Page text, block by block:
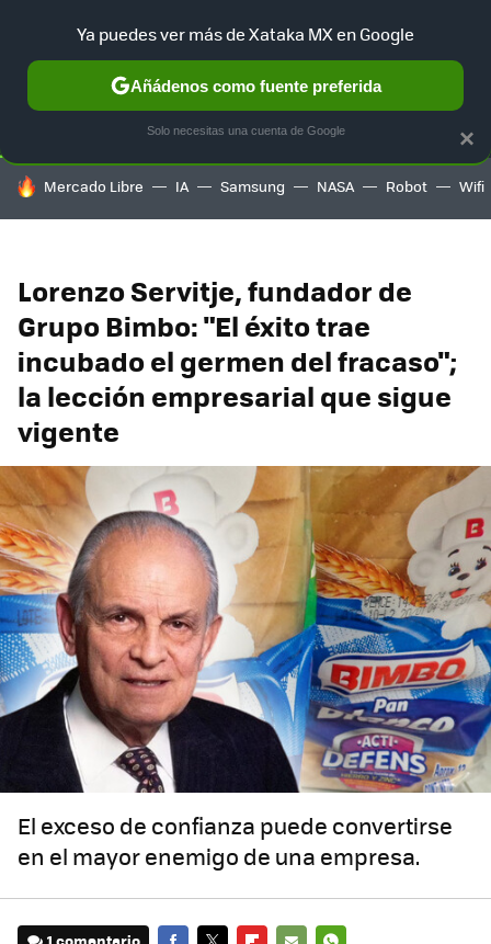
SELECCIÓN GAMING HOME AUTO TERRITORIO
HOY SE HABLA DE
Mercado Libre IA Samsung NASA Robot Wifi
Lorenzo Servitje, fundador de
Grupo Bimbo: "El éxito trae
incubado el germen del fracaso";
la lección empresarial que sigue
vigente
El exceso de confianza puede convertirse
en el mayor enemigo de una empresa.
×
Ya puedes ver más de Xataka MX en Google
Añádenos como fuente preferida
Solo necesitas una cuenta de Google